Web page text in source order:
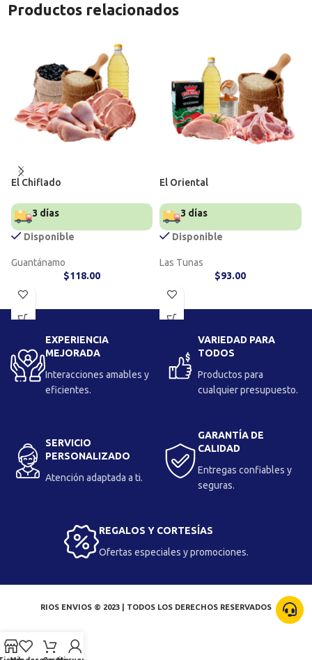
Productos relacionados
El Chiflado
3 días
Disponible
Guantánamo
$118.00
El Oriental
3 días
Disponible
Las Tunas
$93.00
EXPERIENCIA
MEJORADA
Interacciones amables y
eficientes.
VARIEDAD PARA
TODOS
Productos para
cualquier presupuesto.
SERVICIO
PERSONALIZADO
Atención adaptada a ti.
GARANTÍA DE
CALIDAD
Entregas confiables y
seguras.
REGALOS Y CORTESÍAS
Ofertas especiales y promociones.
RIOS ENVIOS © 2023 | TODOS LOS DERECHOS RESERVADOS